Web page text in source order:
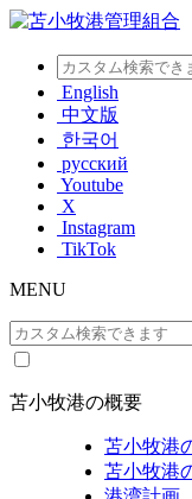
English
中文版
한국어
русский
Youtube
X
Instagram
TikTok
MENU
苫小牧港の概要
苫小牧港
苫小牧港